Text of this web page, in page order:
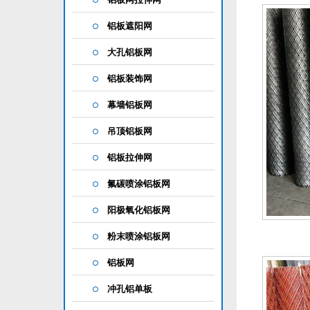
铝板遮阳网
大孔铝板网
铝板装饰网
幕墙铝板网
吊顶铝板网
铝板拉伸网
氟碳喷涂铝板网
阳极氧化铝板网
粉末喷涂铝板网
铝板网
冲孔铝单板